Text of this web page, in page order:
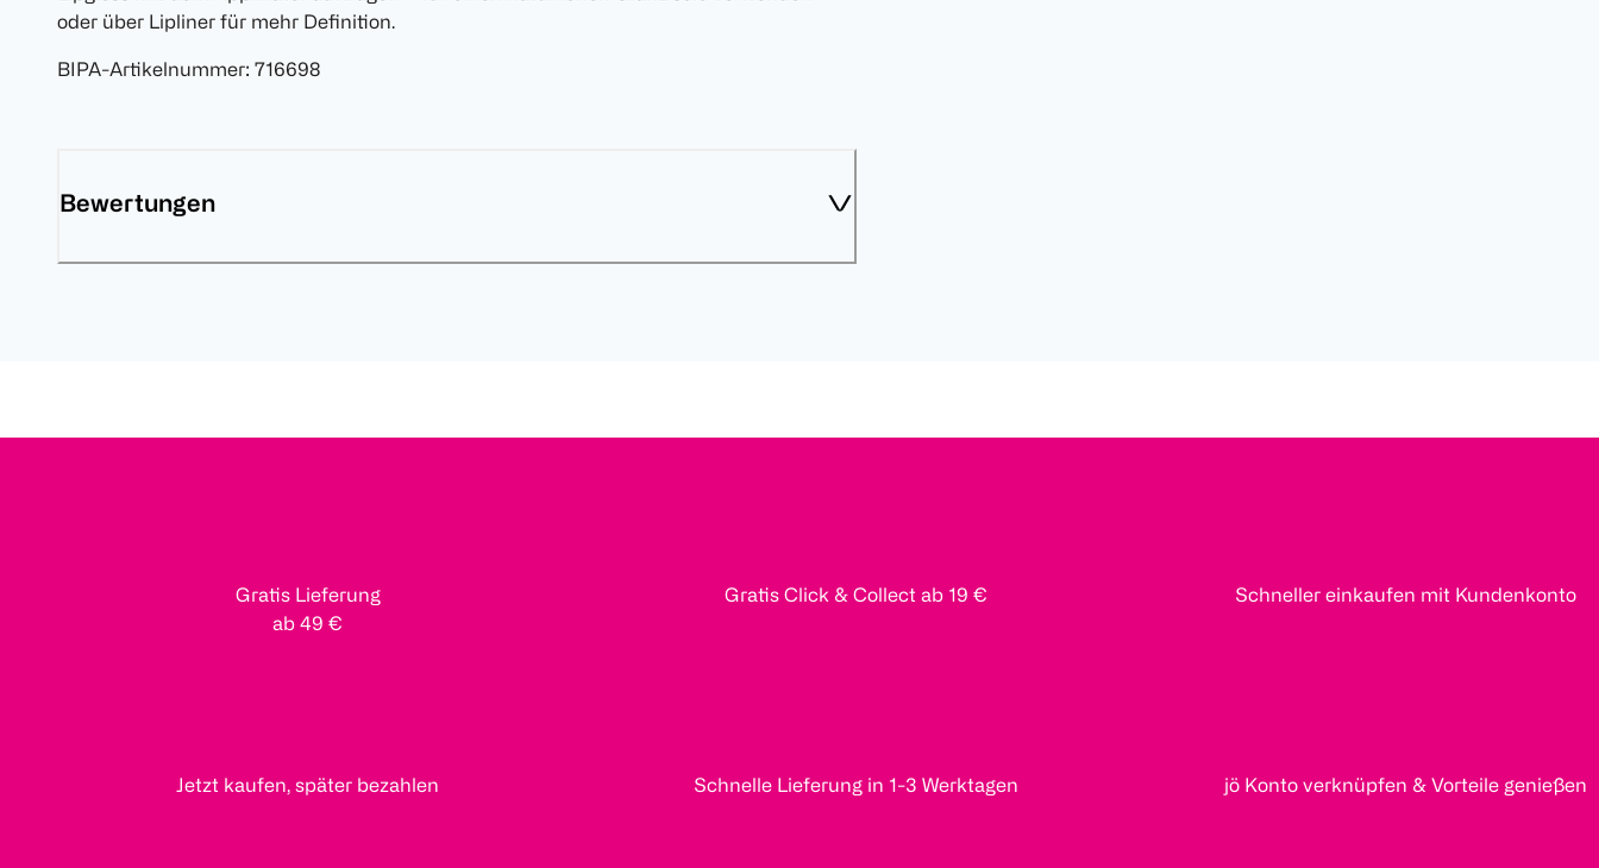
oder über Lipliner für mehr Definition.
BIPA-Artikelnummer: 716698
Bewertungen
Gratis Lieferung
ab 49 €
Gratis Click & Collect ab 19 € Schneller einkaufen mit Kundenkonto
Jetzt kaufen, später bezahlen Schnelle Lieferung in 1-3 Werktagen jö Konto verknüpfen & Vorteile genießen